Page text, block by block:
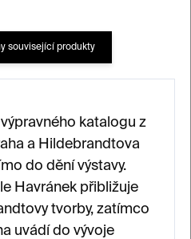
související produkty
katalogu z
a Hildebrandtova
do dění výstavy.
Havránek přibližuje
tvorby, zatímco
uvádí do vývoje